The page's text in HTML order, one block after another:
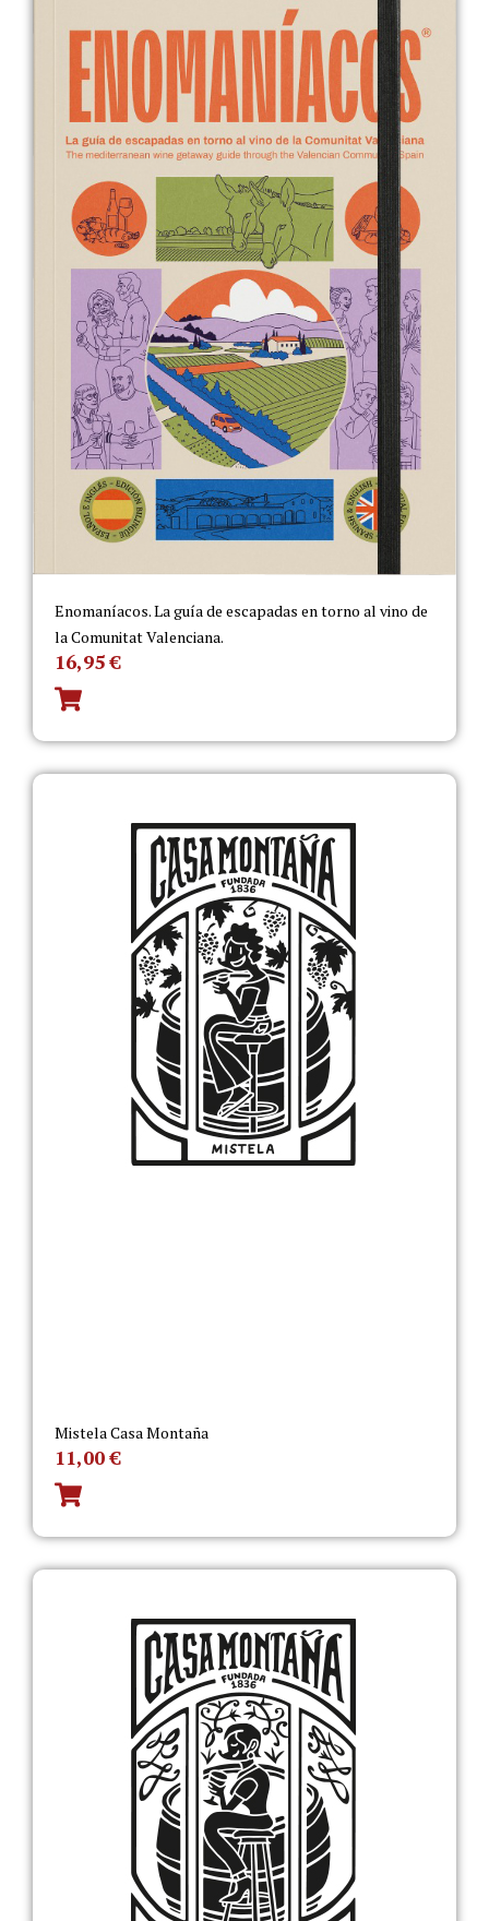
Enomaníacos. La guía de escapadas en torno al vino de
la Comunitat Valenciana.
16,95€
Mistela Casa Montaña
11,00€